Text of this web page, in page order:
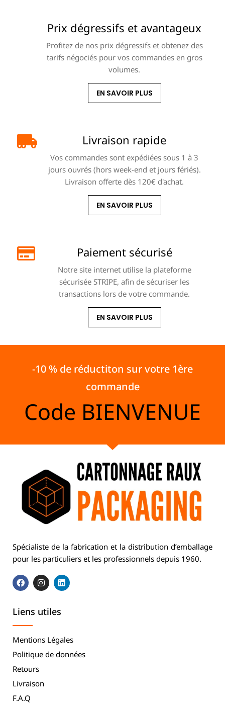
Prix dégressifs et avantageux
Profitez de nos prix dégressifs et obtenez des
tarifs négociés pour vos commandes en gros
volumes.
EN SAVOIR PLUS
Livraison rapide
Vos commandes sont expédiées sous 1 à 3
jours ouvrés (hors week-end et jours fériés).
Livraison offerte dès 120€ d'achat.
EN SAVOIR PLUS
Paiement sécurisé
Notre site internet utilise la plateforme
sécurisée STRIPE, afin de sécuriser les
transactions lors de votre commande.
EN SAVOIR PLUS
-10 % de réductiton sur votre 1ère
commande
Code BIENVENUE
Spécialiste de la fabrication et la distribution d’emballage
pour les particuliers et les professionnels depuis 1960.
Liens utiles
Mentions Légales
Politique de données
Retours
Livraison
F.A.Q